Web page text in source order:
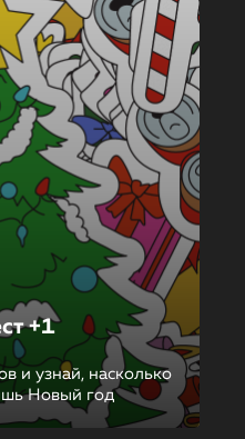
+1
и узнай, насколько
Новый год